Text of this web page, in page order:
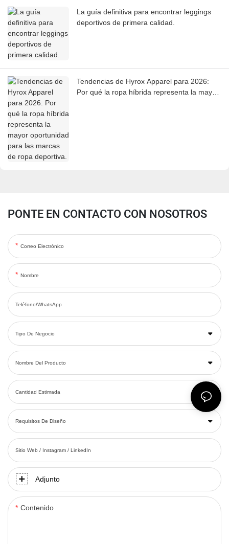
La guía definitiva para encontrar leggings
deportivos de primera calidad.
Tendencias de Hyrox Apparel para 2026:
Por qué la ropa híbrida representa la mayor
PONTE EN CONTACTO CON NOSOTROS
Correo Electrónico
Nombre
Teléfono/WhatsApp
Tipo De Negocio
Nombre Del Producto
Cantidad Estimada
Requisitos De Diseño
Sitio Web / Instagram / LinkedIn
Adjunto
Contenido